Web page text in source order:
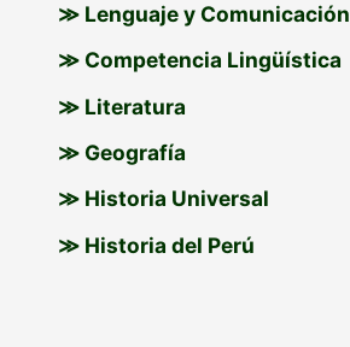
≫ Lenguaje y Comunicación
≫ Competencia Lingüística
≫ Literatura
≫ Geografía
≫ Historia Universal
≫ Historia del Perú